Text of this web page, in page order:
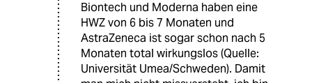
Biontech und Moderna haben eine
HWZ von 6 bis 7 Monaten und
AstraZeneca ist sogar schon nach 5
Monaten total wirkungslos (Quelle:
Universität Umea/Schweden). Damit